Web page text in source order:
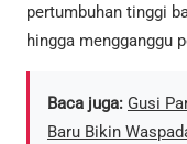
pertumbuhan tinggi
hingga mengganggu
Baca juga: Gusi
Baru Bikin